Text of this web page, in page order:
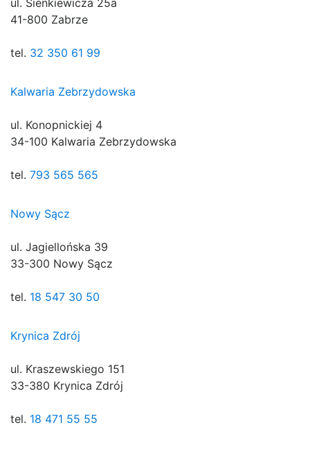
ul. Sienkiewicza 25a
41-800 Zabrze
tel. 32 350 61 99
Kalwaria Zebrzydowska
ul. Konopnickiej 4
34-100 Kalwaria Zebrzydowska
tel. 793 565 565
Nowy Sącz
ul. Jagiellońska 39
33-300 Nowy Sącz
tel. 18 547 30 50
Krynica Zdrój
ul. Kraszewskiego 151
33-380 Krynica Zdrój
tel. 18 471 55 55